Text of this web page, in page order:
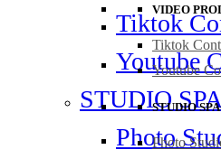
VIDEO
Tiktok
Youtube
STUDIO
Photo
Tiktok
Youtube
STUDIO
Photo